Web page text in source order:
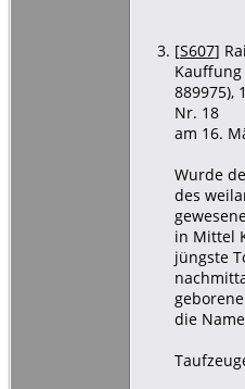
[S607]
Kauffung
889975),
Nr. 18
am 16.
Wurde
des
in Mittel
jüngste
die